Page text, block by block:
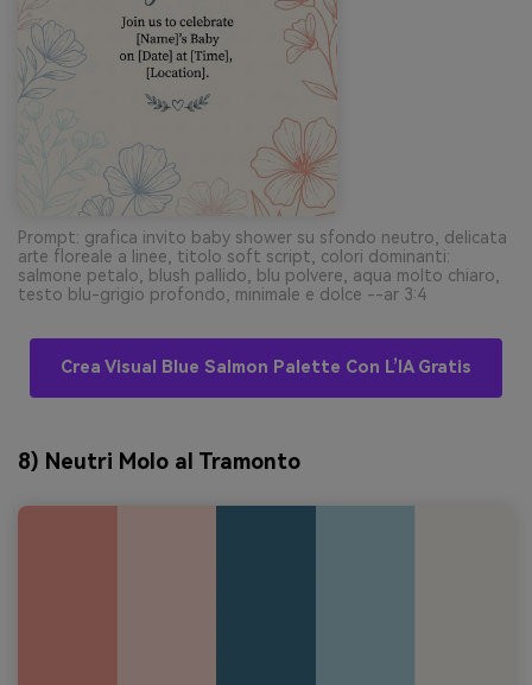
Prompt: grafica invito baby shower su sfondo neutro, delicata
arte floreale a linee, titolo soft script, colori dominanti:
salmone petalo, blush pallido, blu polvere, aqua molto chiaro,
testo blu-grigio profondo, minimale e dolce --ar 3:4
Crea Visual Blue Salmon Palette Con L’IA Gratis
8) Neutri Molo al Tramonto